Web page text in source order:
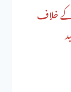
کے خلاف